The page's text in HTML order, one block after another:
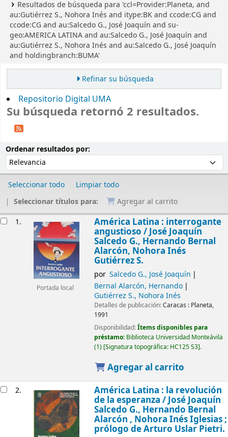
Resultados de búsqueda para 'ccl=Provider:Planeta, and
au:Gutiérrez S., Nohora Inés and itype:BK and ccode:CG and
ccode:CG and au:Salcedo G., José Joaquín and su-
geo:AMERICA LATINA and au:Salcedo G., José Joaquín and
au:Gutiérrez S., Nohora Inés and au:Salcedo G., José Joaquín
and holdingbranch:BUMA'
Refinar su búsqueda
Repositorio Digital UMA
Su búsqueda retornó 2 resultados.
Ordenar resultados por:
Seleccionar todo
Limpiar todo
Seleccionar títulos para:
Agregar al carrito
1.
Portada local
América Latina : interrogante
angustioso /José Joaquín
Salcedo G., Hernando Bernal
Alarcón, Nohora Inés
Gutiérrez S.
por Salcedo G., José Joaquín
Bernal Alarcón, Hernando
Gutiérrez S., Nohora Inés
Detalles de publicación:Caracas : Planeta,
1991
Disponibilidad:Ítems disponibles para
préstamo: Biblioteca Universidad Monteávila
(1) Signatura topográfica: HC125 S3 .
Agregar al carrito
2. América Latina : la revolución
de la esperanza /José Joaquín
Salcedo G., Hernando Bernal
Alarcón , Nohora Inés Iglesias ;
prólogo de Arturo Uslar Pietri.